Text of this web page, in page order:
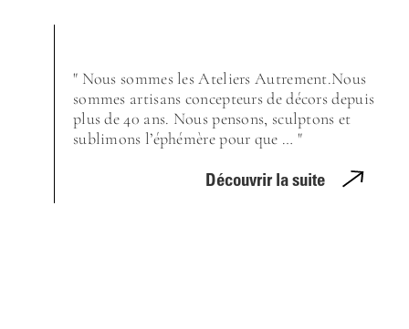
" Nous sommes les Ateliers Autrement.Nous
sommes artisans concepteurs de décors depuis
plus de 40 ans. Nous pensons, sculptons et
sublimons l’éphémère pour que … "
Découvrir la suite